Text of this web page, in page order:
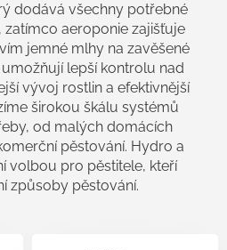
dodává všechny potřebné
aeroponie zajišťuje
jemné mlhy na zavěšené
lepší kontrolu nad
vývoj rostlin a efektivnější
širokou škálu systémů
od malých domácích
pěstování. Hydro a
volbou pro pěstitele, kteří
způsoby pěstování.